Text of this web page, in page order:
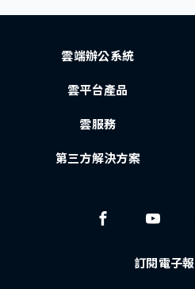
雲端辦公系統
雲平台產品
雲服務
第三方解決方案
訂閱電子報